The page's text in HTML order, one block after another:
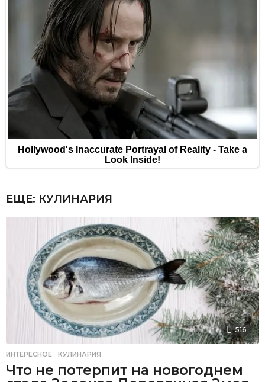
ЕЩЕ: КУЛИНАРИЯ
516
ИНТЕРЕСНОЕ ,КУЛИНАРИЯ
Что не потерпит на новогоднем